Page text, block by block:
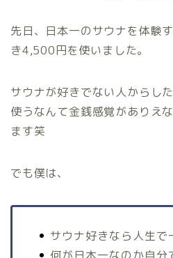
先日、日本一のサウナを体験
き4,500円を使いました。
サウナが好きでない人からし
使うなんて金銭感覚がありえ
ます笑
でも僕は、
サウナ好きなら人生で
About